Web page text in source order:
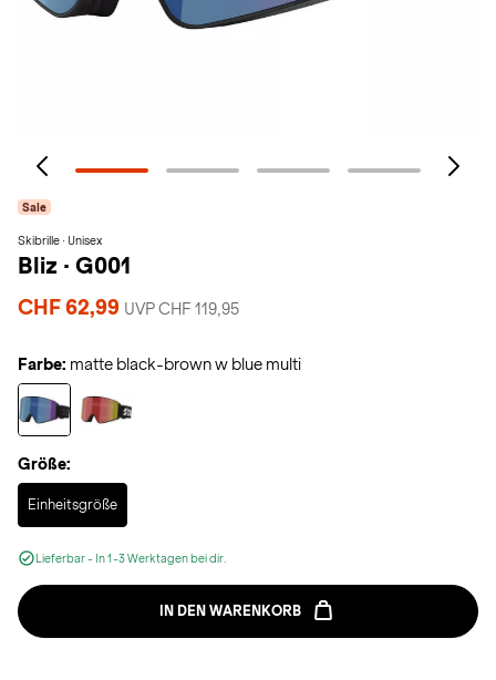
Sale
Skibrille · Unisex
Bliz · G001
CHF 62,99 UVP CHF 119,95
Farbe: matte black-brown w blue multi
Größe:
Einheitsgröße
Selected
Lieferbar - In 1-3 Werktagen bei dir.
IN DEN WARENKORB